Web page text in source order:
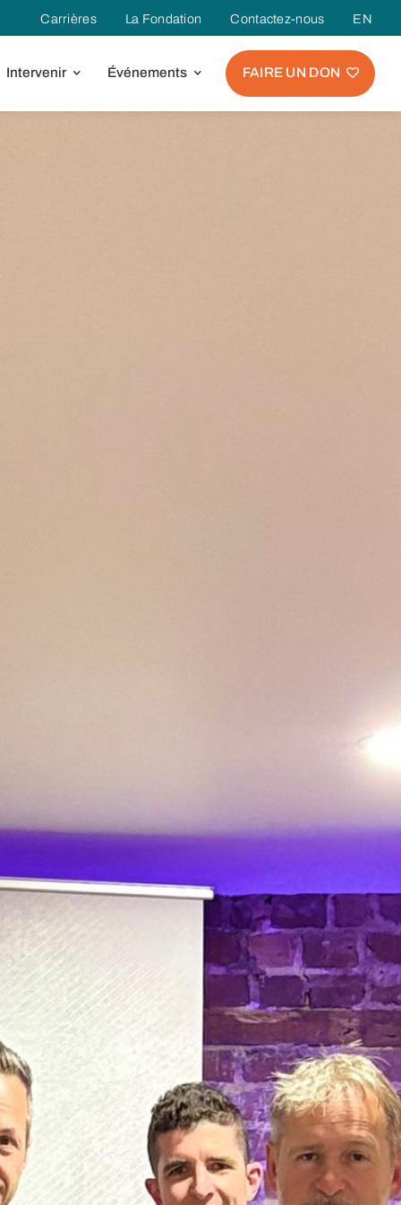
Carrières La Fondation Contactez-nous EN
Intervenir Événements FAIRE UN DON